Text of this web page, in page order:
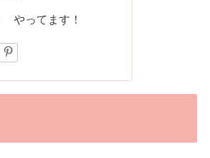
やってます！